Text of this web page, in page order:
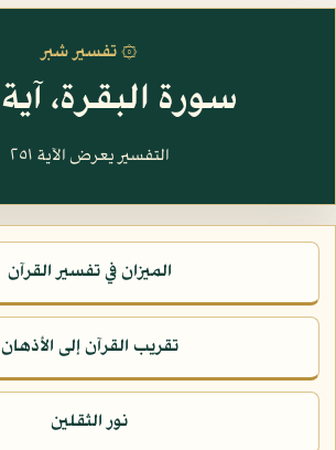
۞ تفسير شبر
سورة البقرة، آية ٢٥١
التفسير يعرض الآية ٢٥١
الميزان في تفسير القرآن
تقريب القرآن إلى الأذهان
نور الثقلين